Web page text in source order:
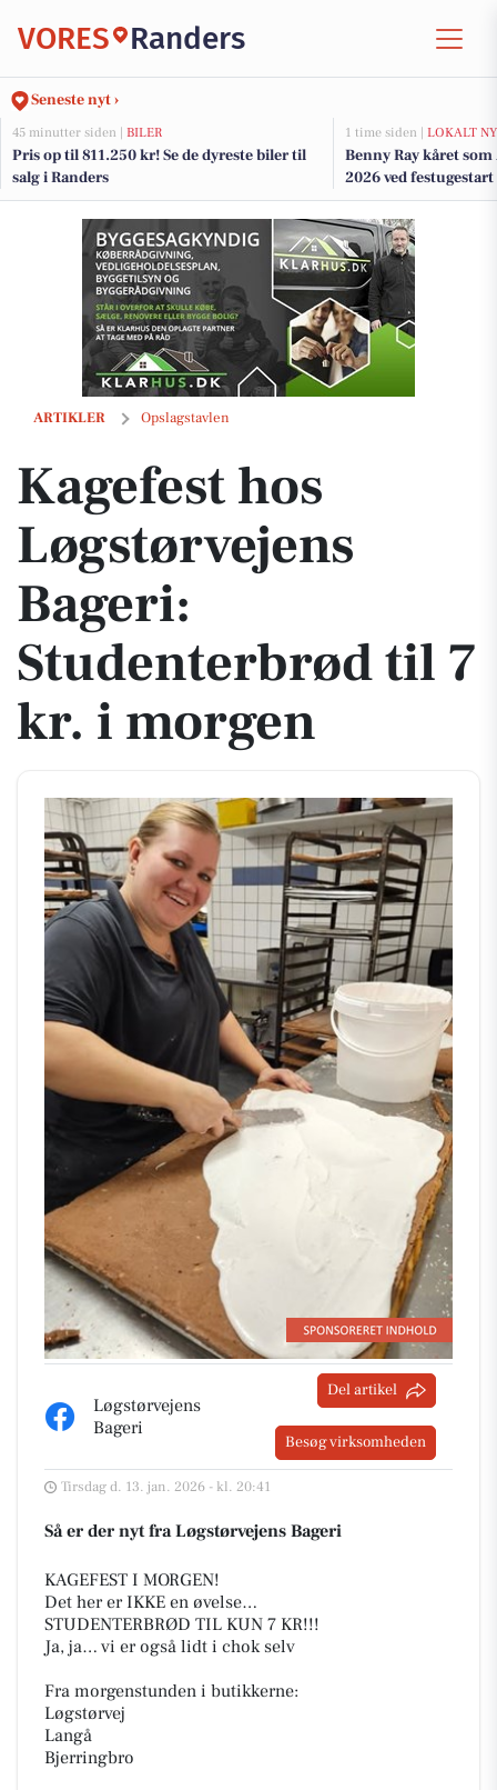
VORES Randers
Seneste nyt ›
45 minutter siden | BILER
Pris op til 811.250 kr! Se de dyreste biler til
salg i Randers
1 time siden | LOKALT
Benny Ray kåret
2026 ved festugestart
ARTIKLER Opslagstavlen
Kagefest hos Løgstørvejens Bageri: Studenterbrød til 7 kr. i morgen
Kagefest hos
Løgstørvejens
Bageri:
Studenterbrød til 7
kr. i morgen
Løgstørvejens
Bageri
Del artikel
Besøg virksomheden
Tirsdag d. 13. jan. 2026 - kl. 20:41
Så er der nyt fra Løgstørvejens Bageri
KAGEFEST I MORGEN!
Det her er IKKE en øvelse…
STUDENTERBRØD TIL KUN 7 KR!!!
Ja, ja… vi er også lidt i chok selv
Fra morgenstunden i butikkerne:
Løgstørvej
Langå
Bjerringbro